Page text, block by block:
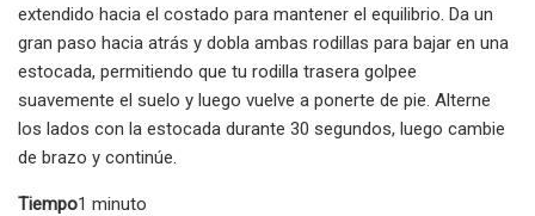
extendido hacia el costado para mantener el equilibrio. Da un
gran paso hacia atrás y dobla ambas rodillas para bajar en una
estocada, permitiendo que tu rodilla trasera golpee
suavemente el suelo y luego vuelve a ponerte de pie. Alterne
los lados con la estocada durante 30 segundos, luego cambie
de brazo y continúe.
Tiempo1 minuto